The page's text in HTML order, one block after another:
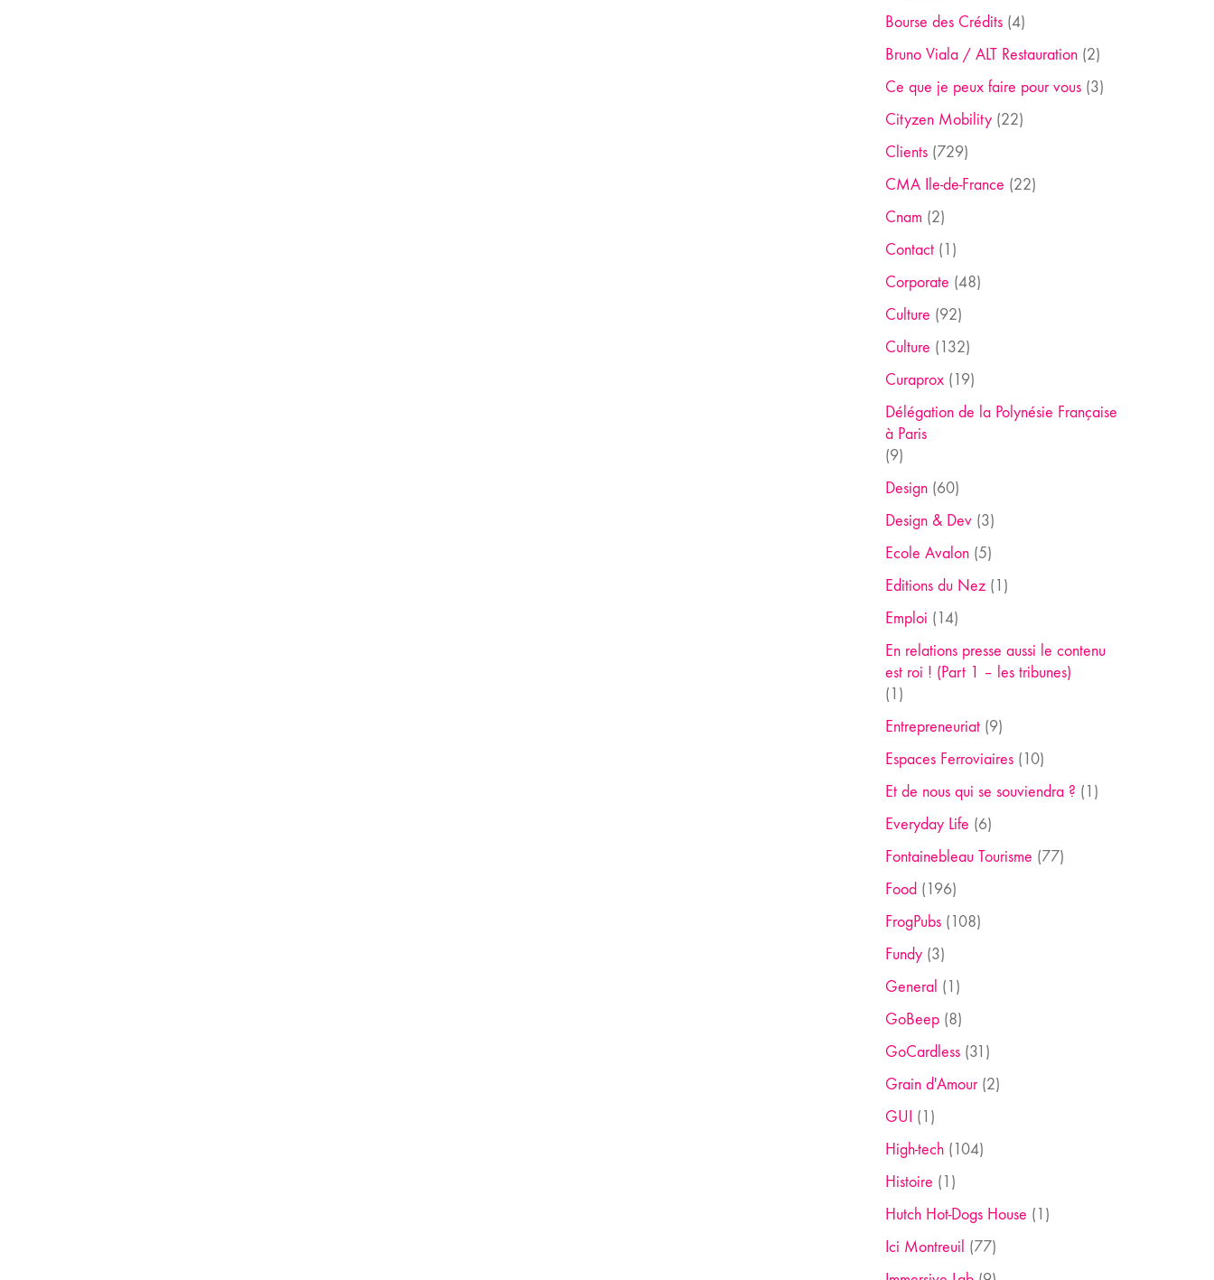
Bourse des Crédits(4)
Bruno Viala / ALT Restauration(2)
Ce que je peux faire pour vous(3)
Cityzen Mobility(22)
Clients(729)
CMA Ile-de-France (22)
Cnam (2)
Contact(1)
Corporate (48)
Culture (92)
Culture (132)
Curaprox(19)
Délégation de la Polynésie Française
à Paris
(9)
Design(60)
Design & Dev(3)
Ecole Avalon(5)
Editions du Nez(1)
Emploi (14)
En relations presse aussi le contenu
est roi ! (Part 1 – les tribunes)
(1)
Entrepreneuriat(9)
Espaces Ferroviaires(10)
Et de nous qui se souviendra ? (1)
Everyday Life (6)
Fontainebleau Tourisme (77)
Food (196)
FrogPubs(108)
Fundy(3)
General (1)
GoBeep(8)
GoCardless(31)
Grain d'Amour(2)
GUI (1)
High-tech(104)
Histoire (1)
Hutch Hot-Dogs House (1)
Ici Montreuil (77)